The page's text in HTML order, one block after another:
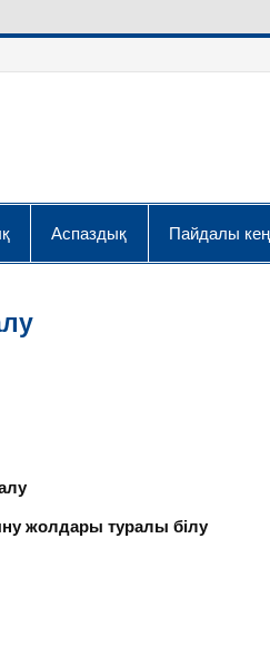
Аспаздық Пайдалы
жолдары туралы білу